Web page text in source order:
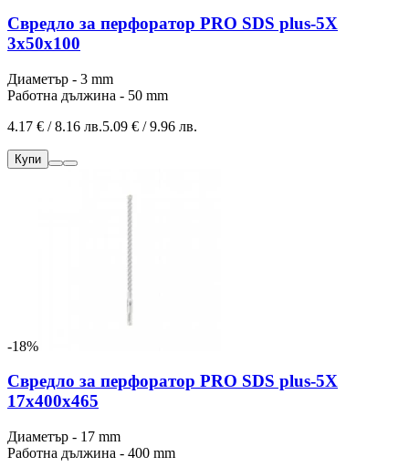
Свредло за перфоратор PRO SDS plus-5X
3x50x100
Диаметър - 3 mm
Работна дължина - 50 mm
4.17 € / 8.16 лв.5.09 € / 9.96 лв.
Купи
-18%
Свредло за перфоратор PRO SDS plus-5X
17x400x465
Диаметър - 17 mm
Работна дължина - 400 mm